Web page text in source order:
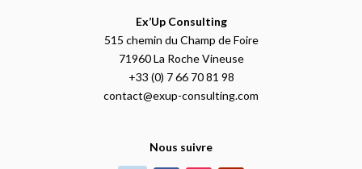
Ex’Up Consulting
515 chemin du Champ de Foire
71960 La Roche Vineuse
+33 (0) 7 66 70 81 98
contact@exup-consulting.com
Nous suivre